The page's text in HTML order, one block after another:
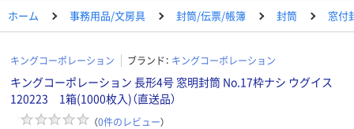
ホーム 事務用品/文房具 封筒/伝票/帳簿 封筒 窓付
キングコーポレーション ブランド： キングコーポレーション
キングコーポレーション 長形4号 窓明封筒 No.17枠ナシ ウグイス
120223 1箱(1000枚入)（直送品）
（0件のレビュー）